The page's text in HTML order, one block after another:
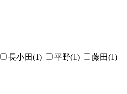
長小田(1) 平野(1)
藤田(1)